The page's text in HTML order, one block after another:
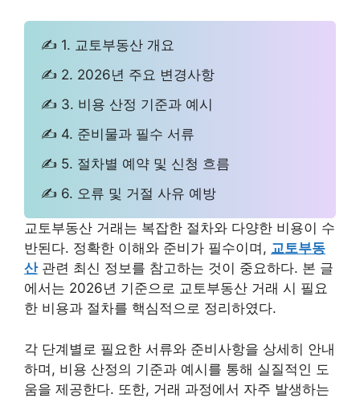
✍ 1. 교토부동산 개요
✍ 2. 2026년 주요 변경사항
✍ 3. 비용 산정 기준과 예시
✍ 4. 준비물과 필수 서류
✍ 5. 절차별 예약 및 신청 흐름
✍ 6. 오류 및 거절 사유 예방
교토부동산 거래는 복잡한 절차와 다양한 비용이 수
반된다. 정확한 이해와 준비가 필수이며, 교토부동
산관련 최신 정보를 참고하는 것이 중요하다. 본 글
에서는 2026년 기준으로 교토부동산 거래 시 필요
한 비용과 절차를 핵심적으로 정리하였다.
각 단계별로 필요한 서류와 준비사항을 상세히 안내
하며, 비용 산정의 기준과 예시를 통해 실질적인 도
움을 제공한다. 또한, 거래 과정에서 자주 발생하는